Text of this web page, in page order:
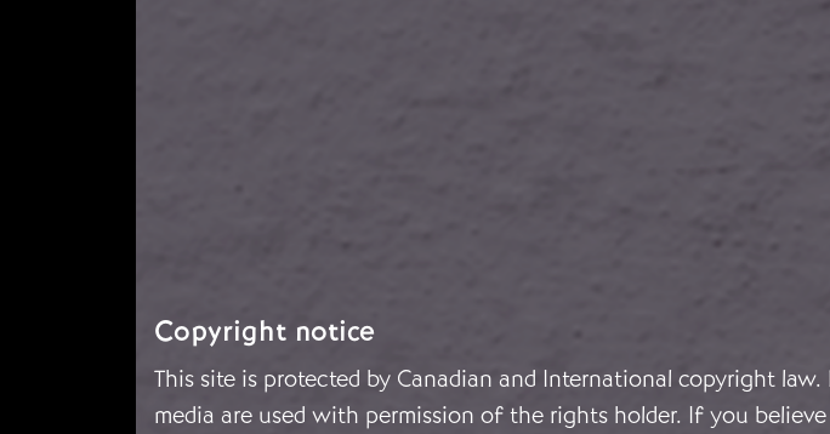
Copyright notice
This site is protected by Canadian and International copyright
media are used with permission of the rights holder. If you